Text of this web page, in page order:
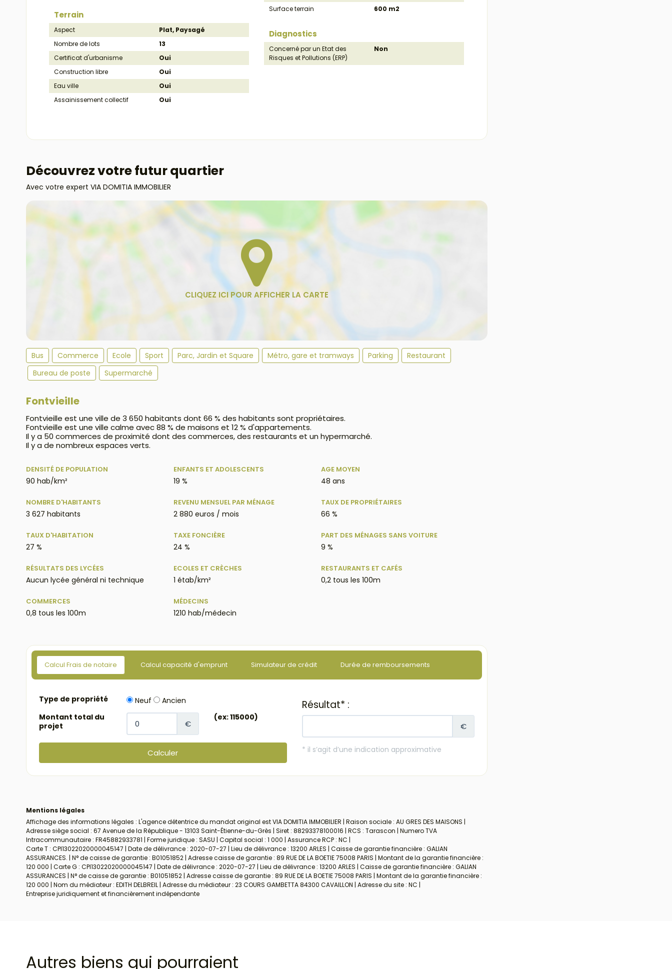
Surface terrain
600 m2
Terrain
Aspect
Plat, Paysagé
Nombre de lots
13
Certificat d'urbanisme
Oui
Construction libre
Oui
Eau ville
Oui
Assainissement collectif
Oui
Diagnostics
Concerné par un Etat des
Risques et Pollutions (ERP)
Non
Découvrez votre futur quartier
Avec votre expert VIA DOMITIA IMMOBILIER
Bus Commerce Ecole Sport Parc, Jardin et Square Métro, gare et tramways Parking
Restaurant
Bureau de poste
Supermarché
Fontvieille
Fontvieille est une ville de 3 650 habitants dont 66 % des habitants sont propriétaires.
Fontvieille est une ville calme avec 88 % de maisons et 12 % d'appartements.
Il y a 50 commerces de proximité dont des commerces, des restaurants et un hypermarché.
Il y a de nombreux espaces verts.
DENSITÉ DE POPULATION
90 hab/km²
ENFANTS ET ADOLESCENTS
19 %
AGE MOYEN
48 ans
NOMBRE D'HABITANTS
3 627 habitants
REVENU MENSUEL PAR MÉNAGE
2 880 euros / mois
TAUX DE PROPRIÉTAIRES
66 %
TAUX D'HABITATION
27 %
TAXE FONCIÈRE
24 %
PART DES MÉNAGES SANS VOITURE
9 %
RÉSULTATS DES LYCÉES
Aucun lycée général ni technique
ECOLES ET CRÈCHES
1 étab/km²
RESTAURANTS ET CAFÉS
0,2 tous les 100m
COMMERCES
0,8 tous les 100m
MÉDECINS
1210 hab/médecin
Calcul Frais de notaire Calcul capacité d'emprunt Simulateur de crédit Durée de remboursements
Mentions légales
Affichage des informations légales : L'agence détentrice du mandat original est VIA DOMITIA IMMOBILIER | Raison sociale : AU GRES DES MAISONS |
Adresse siège social : 67 Avenue de la République - 13103 Saint-Étienne-du-Grès | Siret : 88293378100016 | RCS : Tarascon | Numero TVA
Intracommunautaire : FR45882933781 | Forme juridique : SASU | Capital social : 1 000 | Assurance RCP : NC |
Carte T : CPI13022020000045147 | Date de délivrance : 2020-07-27 | Lieu de délivrance : 13200 ARLES | Caisse de garantie financière : GALIAN
ASSURANCES. | N° de caisse de garantie : B01051852 | Adresse caisse de garantie : 89 RUE DE LA BOETIE 75008 PARIS | Montant de la garantie financière :
120 000 | Carte G : CPI13022020000045147 | Date de délivrance : 2020-07-27 | Lieu de délivrance : 13200 ARLES | Caisse de garantie financière : GALIAN
ASSURANCES | N° de caisse de garantie : B01051852 | Adresse caisse de garantie : 89 RUE DE LA BOETIE 75008 PARIS | Montant de la garantie financière :
120 000 | Nom du médiateur : EDITH DELBREIL | Adresse du médiateur : 23 COURS GAMBETTA 84300 CAVAILLON | Adresse du site : NC |
Entreprise juridiquement et financièrement indépendante
Autres biens qui pourraient